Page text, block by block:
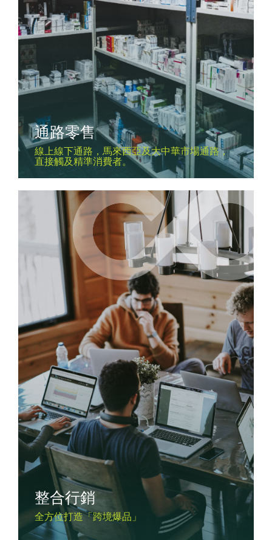
通路零售
線上線下通路，馬來西亞及大中華市場通路，
直接觸及精準消費者。
整合行銷
全方位打造「跨境爆品」